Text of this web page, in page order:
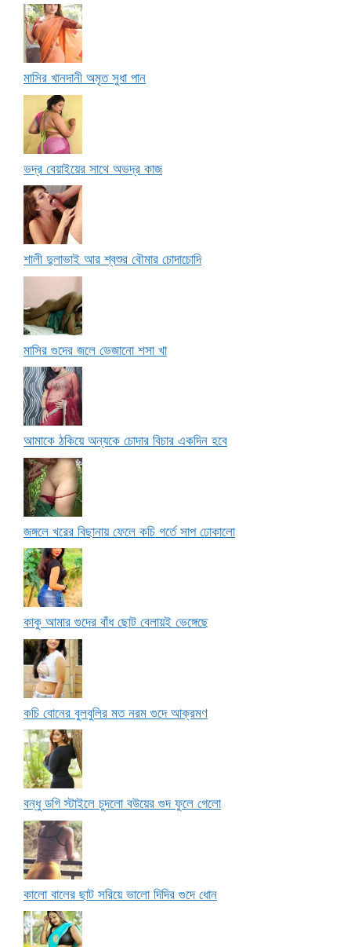
মাসির খানদানী অমৃত সুধা পান
ভদ্র বেয়াইয়ের সাথে অভদ্র কাজ
শালী দুলাভাই আর শ্বশুর বৌমার চোদাচোদি
মাসির গুদের জলে ভেজানো শসা খা
আমাকে ঠকিয়ে অন্যকে চোদার বিচার একদিন হবে
জঙ্গলে খরের বিছানায় ফেলে কচি গর্তে সাপ ঢোকালো
কাকু আমার গুদের বাঁধ ছোট বেলায়ই ভেঙ্গেছে
কচি বোনের বুলবুলির মত নরম গুদে আক্রমণ
বন্ধু ডগি স্টাইলে চুদলো বউয়ের গুদ ফুলে গেলো
কালো বালের ছাট সরিয়ে ভালো দিদির গুদে ধোন